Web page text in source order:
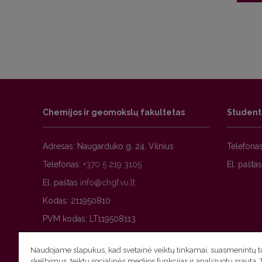
Chemijos ir geomokslų fakultetas
Adresas: Naugarduko g. 24, Vilnius
Telefonas: +370 5 219 3105
El. paštas
Kodas: 211950810
PVM kodas: LT119508113
El. paštas
Naudojame slapukus, kad svetainė veiktų tinkamai, suasmenintų